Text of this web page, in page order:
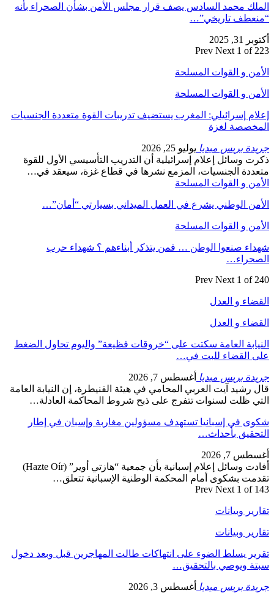
الملك محمد السادس يصف قرار مجلس الأمن بشأن الصحراء بأنه
“منعطف تاريخي”…
أكتوبر 31, 2025
Prev Next 1 of 223
الأمن و القوات المسلحة
الأمن و القوات المسلحة
إعلام إسرائيلي: المغرب يستضيف تدريبات القوة متعددة الجنسيات
المخصصة لغزة
جريدة بريس ميديا يوليو 25, 2026
ذكرت وسائل إعلام إسرائيلية أن التدريب التأسيسي الأول للقوة
متعددة الجنسيات، المزمع نشرها في قطاع غزة، سيعقد في…
الأمن و القوات المسلحة
الأمن الوطني يشرع في العمل الميداني بسيارتي “أمان”…
الأمن و القوات المسلحة
شهداء صنعوا الوطن … فمن يتذكر أبناءهم ؟ شهداء حرب
الصحراء…
Prev Next 1 of 240
القضاء و العدل
القضاء و العدل
النيابة العامة سكتت على “خروقات فظيعة” واليوم تحاول الضغط
على القضاء للبت في…
جريدة بريس ميديا أغسطس 7, 2026
قال رشيد آيت العربي المحامي في هيئة القنيطرة، إن النيابة العامة
التي ظلت لسنوات تتفرج على ذبح شروط المحاكمة العادلة…
شكوى في إسبانيا تستهدف مسؤولين مغاربة وإسبان في إطار
التحقيق بأحداث…
أغسطس 7, 2026
أفادت وسائل إعلام إسبانية بأن جمعية “هازتي أوير” (Hazte Oír)
تقدمت بشكوى أمام المحكمة الوطنية الإسبانية تتعلق…
Prev Next 1 of 143
تقارير وبيانات
تقارير وبيانات
تقرير يسلط الضوء على انتهاكات طالت المهاجرين قبل وبعد دخول
سبتة ويوصي بالتحقيق…
جريدة بريس ميديا أغسطس 3, 2026